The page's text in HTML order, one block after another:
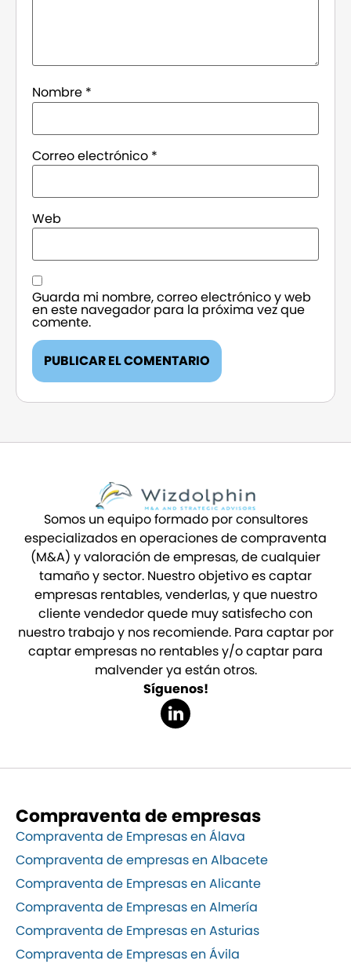
Nombre *
Correo electrónico *
Web
Guarda mi nombre, correo electrónico y web
en este navegador para la próxima vez que
comente.
Somos un equipo formado por consultores
especializados en operaciones de compraventa
(M&A) y valoración de empresas, de cualquier
tamaño y sector. Nuestro objetivo es captar
empresas rentables, venderlas, y que nuestro
cliente vendedor quede muy satisfecho con
nuestro trabajo y nos recomiende. Para captar por
captar empresas no rentables y/o captar para
malvender ya están otros.
Síguenos!
Compraventa de empresas
Compraventa de Empresas en Álava
Compraventa de empresas en Albacete
Compraventa de Empresas en Alicante
Compraventa de Empresas en Almería
Compraventa de Empresas en Asturias
Compraventa de Empresas en Ávila